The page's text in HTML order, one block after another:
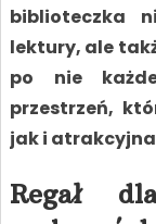
biblioteczka
lektury, ale
po nie
przestrzeń,
jak i
Regał